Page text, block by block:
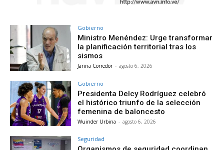
Gobierno
Ministro Menéndez: Urge transformar
la planificación territorial tras los
sismos
Janna Corredor - agosto 6, 2026
Gobierno
Presidenta Delcy Rodríguez celebró
el histórico triunfo de la selección
femenina de baloncesto
Wuinder Urbina - agosto 6, 2026
Seguridad